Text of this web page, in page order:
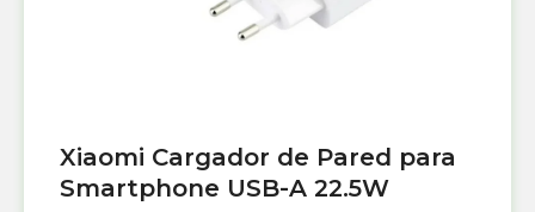
Xiaomi Cargador de Pared para
Smartphone USB-A 22.5W